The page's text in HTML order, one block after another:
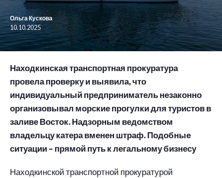
Ольга Кускова
10.10.2025
Находкинская транспортная прокуратура
провела проверку и выявила, что
индивидуальный предприниматель незаконно
организовывал морские прогулки для туристов в
заливе Восток. Надзорным ведомством
владельцу катера вменен штраф. Подобные
ситуации – прямой путь к легальному бизнесу
Находкинской транспортной прокуратурой